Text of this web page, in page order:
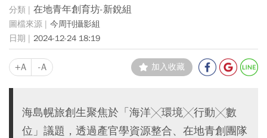
在地青年創育坊-新銳組
今周刊攝影組
2024-12-24 18:19
+A -A 加入收藏
海島幌旅創生聚焦於「海洋╳環境╳行動╳數
位」議題，透過產官學資源整合、在地青創團隊